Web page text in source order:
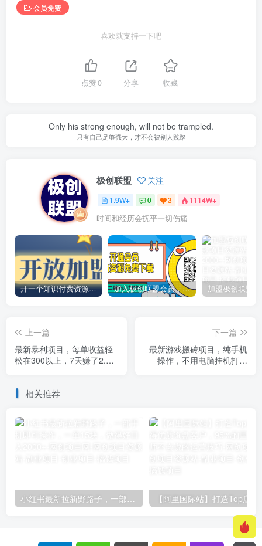
会员免费
喜欢就支持一下吧
点赞0 分享 收藏
Only his strong enough, will not be trampled.
只有自己足够强大，才不会被别人践踏
极创联盟 关注
1.9W+ 0 3 1114W+
时间和经历会抚平一切伤痛
开一个知识付费资源网站，小白也能日入1000+ 加入极创联盟会员，全站资源免费学习。
上一篇
最新暴利项目，每单收益轻
松在300以上，7天赚了2.4
下一篇
最新游戏搬砖项目，纯手机
操作，不用电脑挂机打游
相关推荐
小红书最新拉新野路子，一部手机即可操作，一单15块，做得好日入2000+